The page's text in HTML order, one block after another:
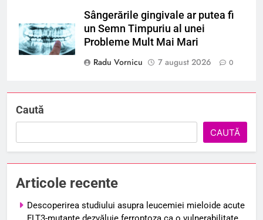
Sângerările gingivale ar putea fi
un Semn Timpuriu al unei
Probleme Mult Mai Mari
Radu Vornicu
7 august 2026 0
Caută
CAUTĂ
Articole recente
Descoperirea studiului asupra leucemiei mieloide acute